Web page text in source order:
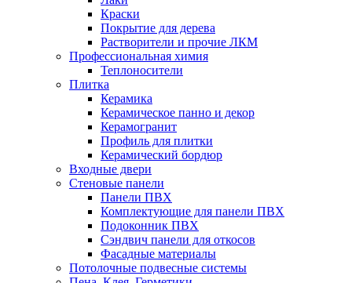
Краски
Покрытие для дерева
Растворители и прочие ЛКМ
Профессиональная химия
Теплоносители
Плитка
Керамика
Керамическое панно и декор
Керамогранит
Профиль для плитки
Керамический бордюр
Входные двери
Стеновые панели
Панели ПВХ
Комплектующие для панели ПВХ
Подоконник ПВХ
Сэндвич панели для откосов
Фасадные материалы
Потолочные подвесные системы